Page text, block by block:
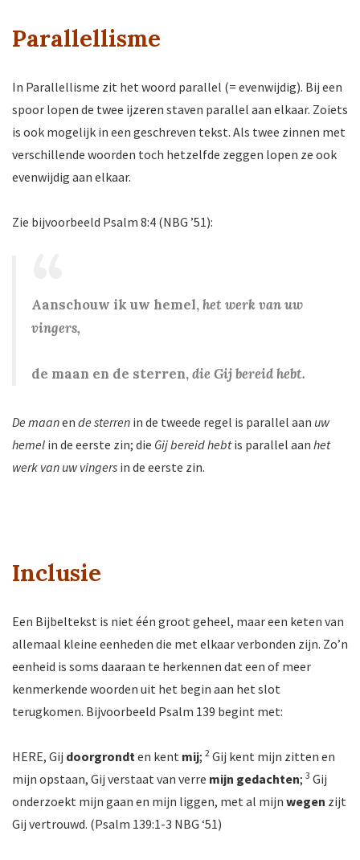
Parallellisme
In Parallellisme zit het woord parallel (= evenwijdig). Bij een
spoor lopen de twee ijzeren staven parallel aan elkaar. Zoiets
is ook mogelijk in een geschreven tekst. Als twee zinnen met
verschillende woorden toch hetzelfde zeggen lopen ze ook
evenwijdig aan elkaar.
Zie bijvoorbeeld Psalm 8:4 (NBG ’51):
Aanschouw ik uw hemel,het werk van uw
vingers,
de maan en de sterren,die Gij bereid hebt.
De maanen de sterren in de tweede regel is parallel aan uw
hemel in de eerste zin; die Gij bereid hebtis parallel aan het
werk van uw vingers in de eerste zin.
Inclusie
Een Bijbeltekst is niet één groot geheel, maar een keten van
allemaal kleine eenheden die met elkaar verbonden zijn. Zo’n
eenheid is soms daaraan te herkennen dat een of meer
kenmerkende woorden uit het begin aan het slot
terugkomen. Bijvoorbeeld Psalm 139 begint met:
HERE, Gij doorgrondten kent mij; 2 Gij kent mijn zitten en
mijn opstaan, Gij verstaat van verre mijn gedachten; 3 Gij
onderzoekt mijn gaan en mijn liggen, met al mijn wegen zijt
Gij vertrouwd. (Psalm 139:1-3 NBG ‘51)